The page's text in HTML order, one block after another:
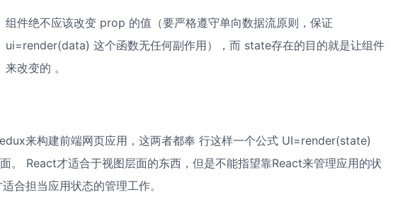
组件绝不应该改变 prop 的值（要严格遵守单向数据流原则，保证
ui=render(data) 这个函数无任何副作用），而 state存在的目的就是让组件
来改变的 。
来构建前端网页应用，这两者都奉 行这样一个公式 UI=render(state)
。 React才适合于视图层面的东西，但是不能指望靠React来管理应用的状
合担当应用状态的管理工作。